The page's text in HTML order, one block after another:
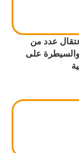
عدد من
على